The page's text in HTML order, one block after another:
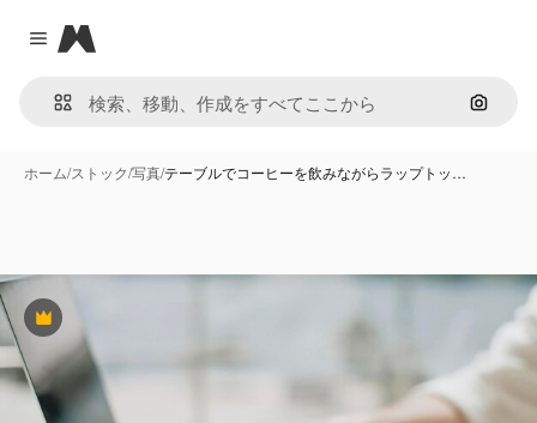
Close menu
Magnific
画像で
ホーム/ストック/写真/テーブルでコーヒーを飲みながらラップトッ…
Premium